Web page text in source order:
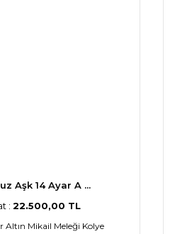
Aşk 14 Ayar A ...
: 22.500,00 TL